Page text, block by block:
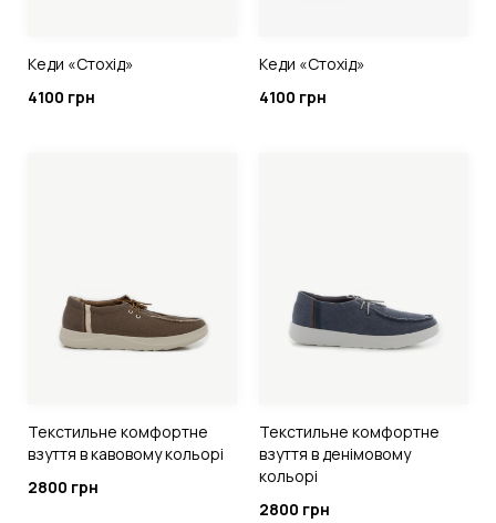
Кеди «Стохід»
4100 грн
Кеди «Стохід»
4100 грн
Текстильне комфортне
взуття в кавовому кольорі
2800 грн
Текстильне комфортне
взуття в денімовому
кольорі
2800 грн